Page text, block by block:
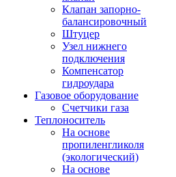
Клапан запорно-
балансировочный
Штуцер
Узел нижнего
подключения
Компенсатор
гидроудара
Газовое оборудование
Счетчики газа
Теплоноситель
На основе
пропиленгликоля
(экологический)
На основе